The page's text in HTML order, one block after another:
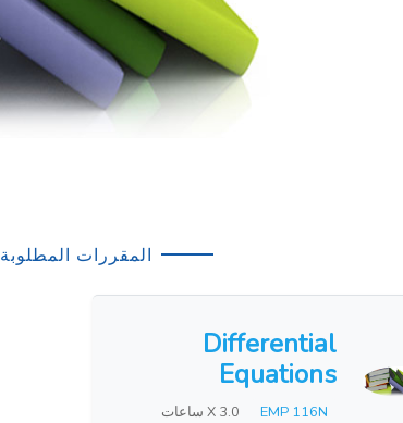
المقررات المطلوبة
Differential
Equations
EMP 116N X 3.0 ساعات